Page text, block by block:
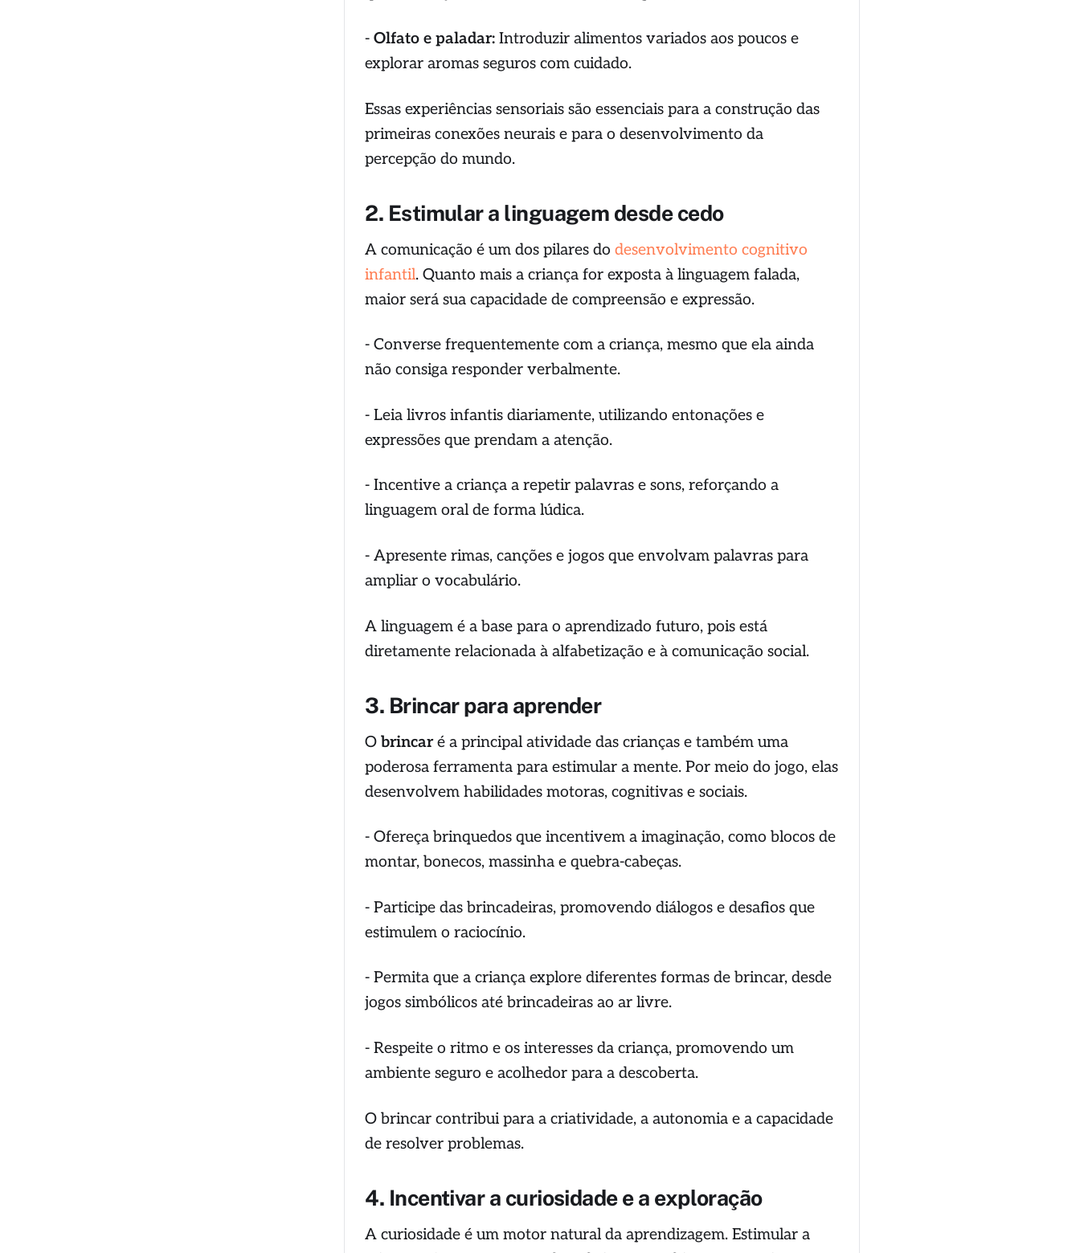
-Olfato e paladar: Introduzir alimentos variados aos poucos e
explorar aromas seguros com cuidado.
Essas experiências sensoriais são essenciais para a construção das
primeiras conexões neurais e para o desenvolvimento da
percepção do mundo.
2. Estimular a linguagem desde cedo
A comunicação é um dos pilares dodesenvolvimento cognitivo
infantil. Quanto mais a criança for exposta à linguagem falada,
maior será sua capacidade de compreensão e expressão.
- Converse frequentemente com a criança, mesmo que ela ainda
não consiga responder verbalmente.
- Leia livros infantis diariamente, utilizando entonações e
expressões que prendam a atenção.
- Incentive a criança a repetir palavras e sons, reforçando a
linguagem oral de forma lúdica.
- Apresente rimas, canções e jogos que envolvam palavras para
ampliar o vocabulário.
A linguagem é a base para o aprendizado futuro, pois está
diretamente relacionada à alfabetização e à comunicação social.
3. Brincar para aprender
Obrincaré a principal atividade das crianças e também uma
poderosa ferramenta para estimular a mente. Por meio do jogo, elas
desenvolvem habilidades motoras, cognitivas e sociais.
- Ofereça brinquedos que incentivem a imaginação, como blocos de
montar, bonecos, massinha e quebra-cabeças.
- Participe das brincadeiras, promovendo diálogos e desafios que
estimulem o raciocínio.
- Permita que a criança explore diferentes formas de brincar, desde
jogos simbólicos até brincadeiras ao ar livre.
- Respeite o ritmo e os interesses da criança, promovendo um
ambiente seguro e acolhedor para a descoberta.
O brincar contribui para a criatividade, a autonomia e a capacidade
de resolver problemas.
4. Incentivar a curiosidade e a exploração
A curiosidade é um motor natural da aprendizagem. Estimular a